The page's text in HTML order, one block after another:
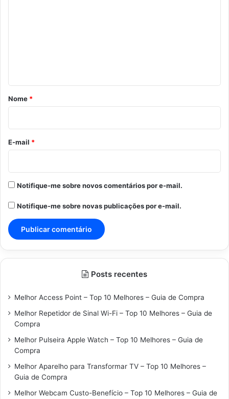
r
o
*
Nome *
E-mail *
Notifique-me sobre novos comentários por e-mail.
Notifique-me sobre novas publicações por e-mail.
Posts recentes
Melhor Access Point – Top 10 Melhores – Guia de Compra
Melhor Repetidor de Sinal Wi-Fi – Top 10 Melhores – Guia de
Compra
Melhor Pulseira Apple Watch – Top 10 Melhores – Guia de
Compra
Melhor Aparelho para Transformar TV – Top 10 Melhores –
Guia de Compra
Melhor Webcam Custo-Benefício – Top 10 Melhores – Guia de